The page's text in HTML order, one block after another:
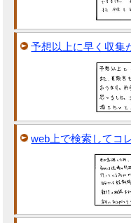
予想以上に早く収集
web上で検索してコ